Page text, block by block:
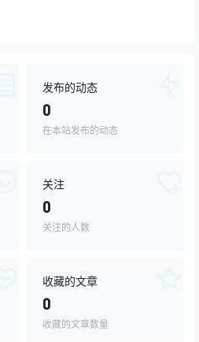
发布的动态
0
在本站发布的动态
关注
0
关注的人数
收藏的文章
0
收藏的文章数量